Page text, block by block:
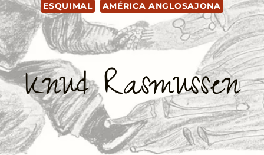
ESQUIMAL AMÉRICA ANGLOSAJONA
Knud Rasmussen